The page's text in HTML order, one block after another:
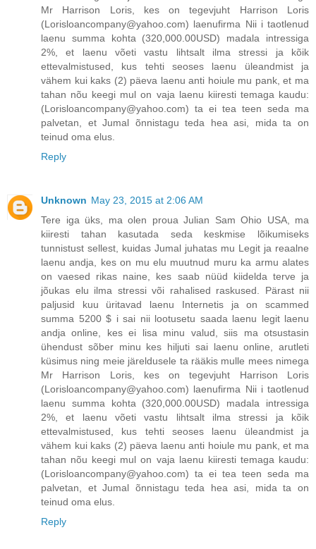
Mr Harrison Loris, kes on tegevjuht Harrison Loris
(Lorisloancompany@yahoo.com) laenufirma Nii i taotlenud
laenu summa kohta (320,000.00USD) madala intressiga
2%, et laenu võeti vastu lihtsalt ilma stressi ja kõik
ettevalmistused, kus tehti seoses laenu üleandmist ja
vähem kui kaks (2) päeva laenu anti hoiule mu pank, et ma
tahan nõu keegi mul on vaja laenu kiiresti temaga kaudu:
(Lorisloancompany@yahoo.com) ta ei tea teen seda ma
palvetan, et Jumal õnnistagu teda hea asi, mida ta on
teinud oma elus.
Reply
Unknown May 23, 2015 at 2:06 AM
Tere iga üks, ma olen proua Julian Sam Ohio USA, ma
kiiresti tahan kasutada seda keskmise lõikumiseks
tunnistust sellest, kuidas Jumal juhatas mu Legit ja reaalne
laenu andja, kes on mu elu muutnud muru ka armu alates
on vaesed rikas naine, kes saab nüüd kiidelda terve ja
jõukas elu ilma stressi või rahalised raskused. Pärast nii
paljusid kuu üritavad laenu Internetis ja on scammed
summa 5200 $ i sai nii lootusetu saada laenu legit laenu
andja online, kes ei lisa minu valud, siis ma otsustasin
ühendust sõber minu kes hiljuti sai laenu online, arutleti
küsimus ning meie järeldusele ta rääkis mulle mees nimega
Mr Harrison Loris, kes on tegevjuht Harrison Loris
(Lorisloancompany@yahoo.com) laenufirma Nii i taotlenud
laenu summa kohta (320,000.00USD) madala intressiga
2%, et laenu võeti vastu lihtsalt ilma stressi ja kõik
ettevalmistused, kus tehti seoses laenu üleandmist ja
vähem kui kaks (2) päeva laenu anti hoiule mu pank, et ma
tahan nõu keegi mul on vaja laenu kiiresti temaga kaudu:
(Lorisloancompany@yahoo.com) ta ei tea teen seda ma
palvetan, et Jumal õnnistagu teda hea asi, mida ta on
teinud oma elus.
Reply